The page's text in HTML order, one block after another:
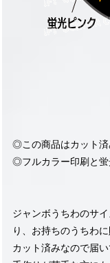
◎この商品はカット
◎フルカラー印刷と蛍
ジャンボうちわのサ
り、お持ちのうちわ
カット済みなので届